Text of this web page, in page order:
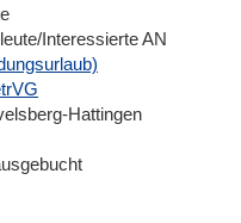
Interessierte AN
Hattingen